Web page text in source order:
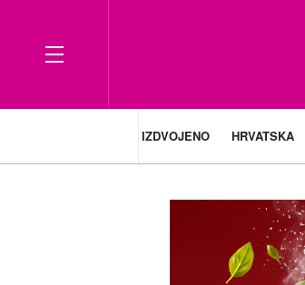
IZDVOJENO HRVATSKA